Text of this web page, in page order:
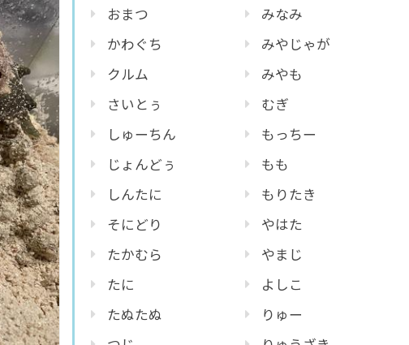
おまつ
かわぐち
クルム
さいとぅ
しゅーちん
じょんどぅ
しんたに
そにどり
たかむら
たに
たぬたぬ
みなみ
みやじゃが
みやも
むぎ
もっちー
もも
もりたき
やはた
やまじ
よしこ
りゅー